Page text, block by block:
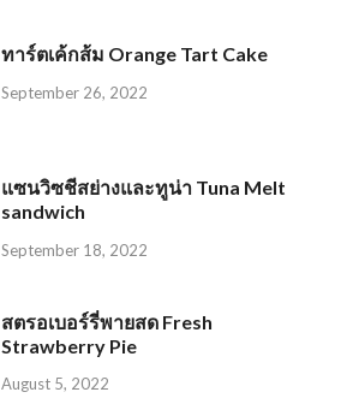
ทาร์ตเค้กส้ม Orange Tart Cake
September 26, 2022
แซนวิซชีสย่างและทูน่า Tuna Melt
sandwich
September 18, 2022
สตรอเบอร์รี่พายสด Fresh
Strawberry Pie
August 5, 2022